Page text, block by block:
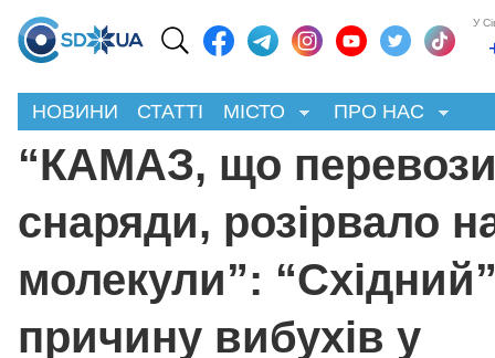
У
НОВИНИ СТАТТІ МІСТО ПРО НАС
“КАМАЗ, що
снаряди, розірвало
молекули”:
причину вибухів у